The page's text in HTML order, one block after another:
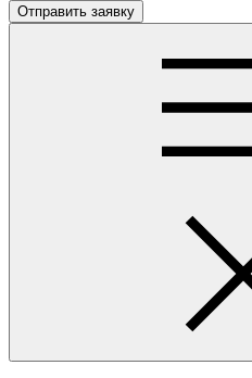
Отправить заявку